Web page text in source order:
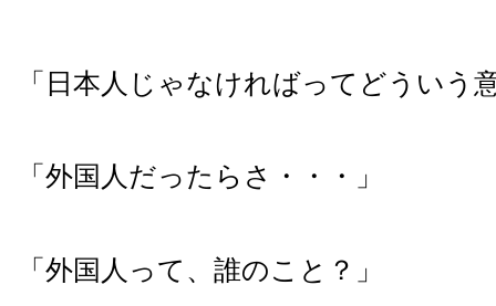
「日本人じゃなければってどういう
「外国人だったらさ・・・」
「外国人って、誰のこと？」